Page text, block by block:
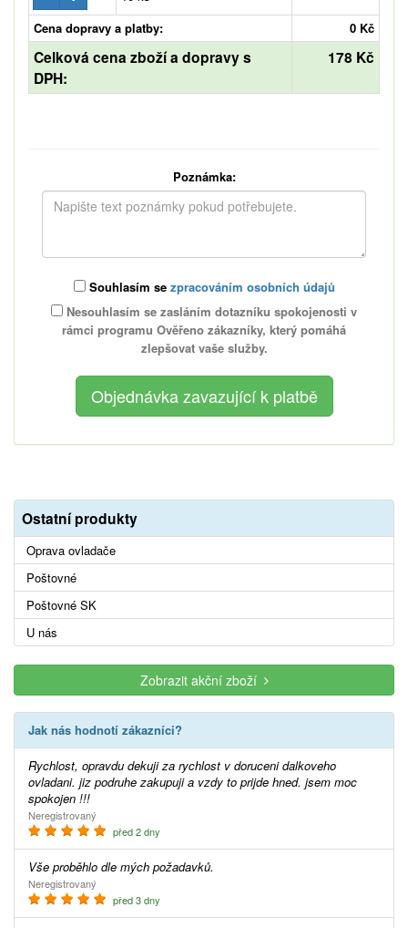
Cena dopravy a platby: 0 Kč
Celková cena zboží a dopravy s
DPH:
178 Kč
Poznámka:
Souhlasím se zpracováním osobních údajů
Nesouhlasím se zasláním dotazníku spokojenosti v
rámci programu Ověřeno zákazníky, který pomáhá
zlepšovat vaše služby.
Ostatní produkty
Oprava ovladače
Poštovné
Poštovné SK
U nás
Zobrazit akční zboží
Jak nás hodnotí zákazníci?
Rychlost, opravdu dekuji za rychlost v doruceni dalkoveho
ovladani. jiz podruhe zakupuji a vzdy to prijde hned. jsem moc
spokojen !!!
Neregistrovaný
před 2 dny
Vše proběhlo dle mých požadavků.
Neregistrovaný
před 3 dny